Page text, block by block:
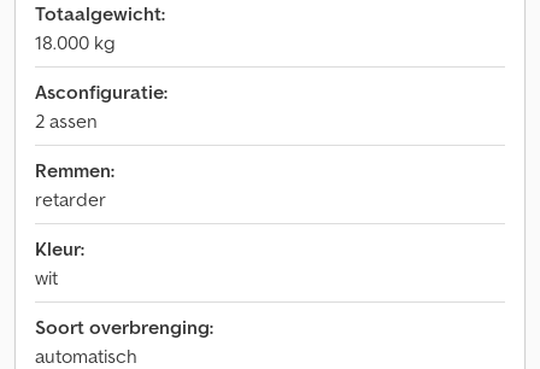
Totaalgewicht:
18.000 kg
Asconfiguratie:
2 assen
Remmen:
retarder
Kleur:
wit
Soort overbrenging:
automatisch